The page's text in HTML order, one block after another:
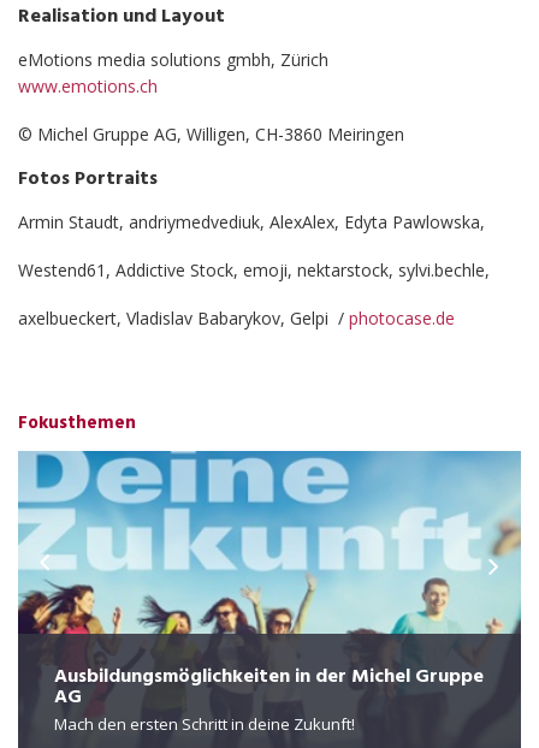
Realisation und Layout
eMotions media solutions gmbh, Zürich
www.emotions.ch
© Michel Gruppe AG, Willigen, CH-3860 Meiringen
Fotos Portraits
Armin Staudt, andriymedvediuk, AlexAlex, Edyta Pawlowska,
Westend61, Addictive Stock, emoji, nektarstock, sylvi.bechle,
axelbueckert, Vladislav Babarykov, Gelpi / photocase.de
Fokusthemen
Ausbildungsmöglichkeiten in der Michel Gruppe
AG
Mach den ersten Schritt in deine Zukunft!